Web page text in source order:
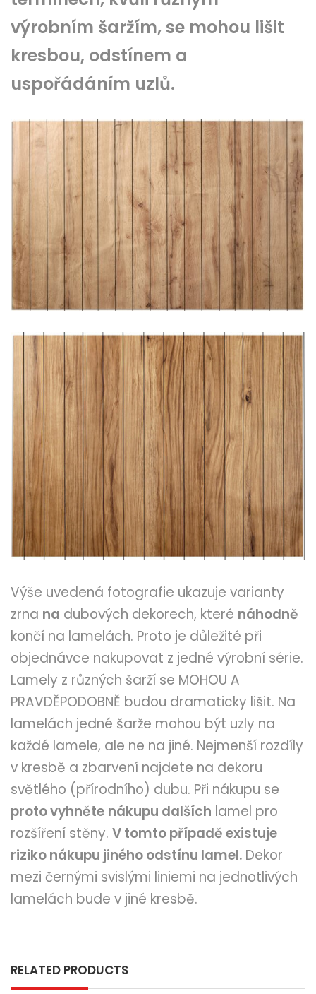
výrobním šaržím, se mohou lišit
kresbou, odstínem a
uspořádáním uzlů.
Výše uvedená fotografie ukazuje varianty
zrna na dubových dekorech, které náhodně
končí na lamelách. Proto je důležité při
objednávce nakupovat z jedné výrobní série.
Lamely z různých šarží se MOHOU A
PRAVDĚPODOBNĚ budou dramaticky lišit. Na
lamelách jedné šarže mohou být uzly na
každé lamele, ale ne na jiné. Nejmenší rozdíly
v kresbě a zbarvení najdete na dekoru
světlého (přírodního) dubu. Při nákupu se
proto vyhněte nákupu dalších lamel pro
rozšíření stěny. V tomto případě existuje
riziko nákupu jiného odstínu lamel. Dekor
mezi černými svislými liniemi na jednotlivých
lamelách bude v jiné kresbě.
RELATED PRODUCTS